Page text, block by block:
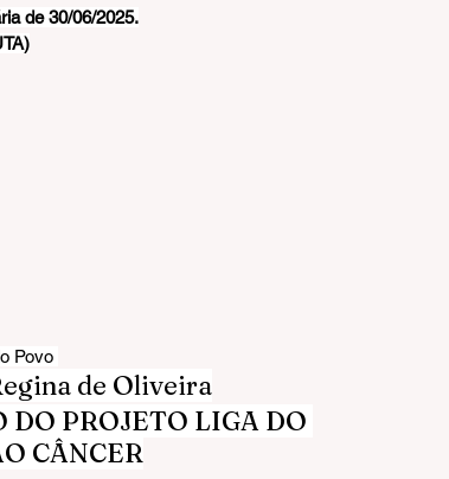
de 30/06/2025.
Povo
de Oliveira
DO PROJETO LIGA DO
CÂNCER